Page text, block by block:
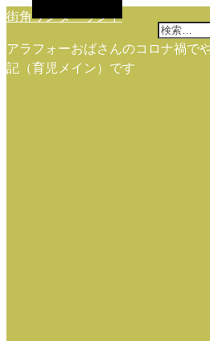
街角ワンダーランド
アラフォーおばさんのコロナ禍で
記（育児メイン）です